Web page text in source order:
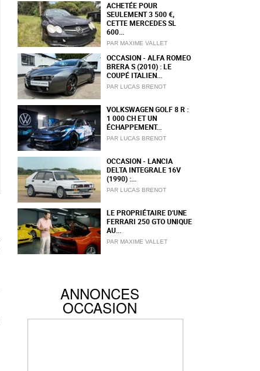
ACHETÉE POUR
SEULEMENT 3 500 €,
CETTE MERCEDES SL
600...
PAR MAXIME VALLET
OCCASION - ALFA ROMEO
BRERA S (2010) : LE
COUPÉ ITALIEN...
PAR LUCAS BRENOT
VOLKSWAGEN GOLF 8 R :
1 000 CH ET UN
ÉCHAPPEMENT...
PAR LUCAS BRENOT
OCCASION - LANCIA
DELTA INTEGRALE 16V
(1990) :...
PAR LUCAS BRENOT
LE PROPRIÉTAIRE D'UNE
FERRARI 250 GTO UNIQUE
AU...
PAR MAXIME VALLET
ANNONCES
OCCASION